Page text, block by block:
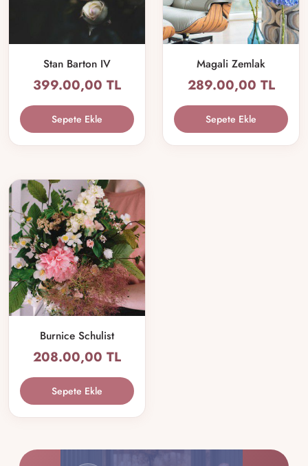
Stan Barton IV
399.00,00 TL
Sepete Ekle
Magali Zemlak
289.00,00 TL
Sepete Ekle
Burnice Schulist
208.00,00 TL
Sepete Ekle